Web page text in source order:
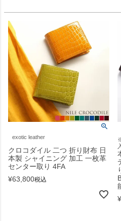
exotic leather
クロコダイル 二つ 折り財布 日
本製 シャイニング 加工 一枚革
センター取り 4FA
¥63,800税込
¥